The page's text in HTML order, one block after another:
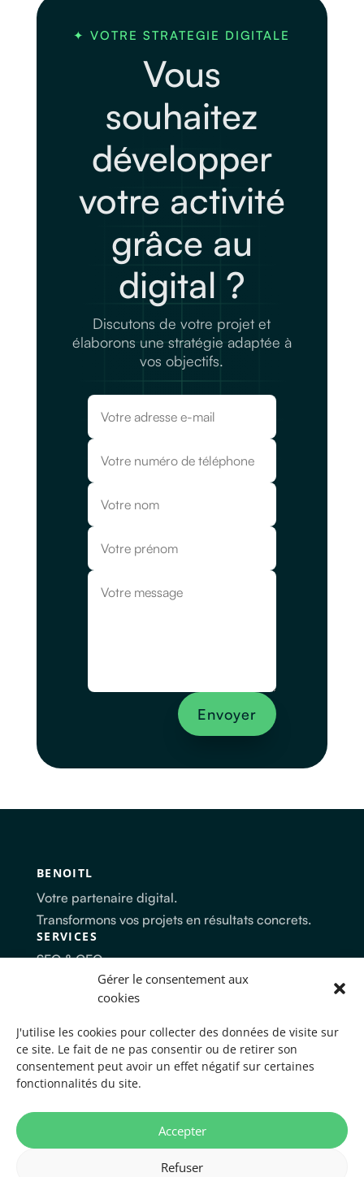
Gérer le consentement aux
cookies
J'utilise les cookies pour collecter des données de visite sur
ce site. Le fait de ne pas consentir ou de retirer son
consentement peut avoir un effet négatif sur certaines
fonctionnalités du site.
Accepter
Refuser
✦ VOTRE STRATEGIE DIGITALE
Vous
souhaitez
développer
votre activité
grâce au
digital ?
Discutons de votre projet et
élaborons une stratégie adaptée à
vos objectifs.
Envoyer
BENOITL
Votre partenaire digital.
Transformons vos projets en résultats concrets.
SERVICES
SEO & GEO
Création site internet
Stratégie digitale
ENTREPRISE
À Propos
Clients
CONTACT
06 87 23 02 37
benoitlatterrade@gmail.com
LinkedIn